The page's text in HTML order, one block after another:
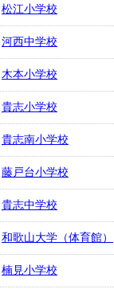
松江小学校
河西中学校
木本小学校
貴志小学校
貴志南小学校
藤戸台小学校
貴志中学校
和歌山大学（体育館）
楠見小学校